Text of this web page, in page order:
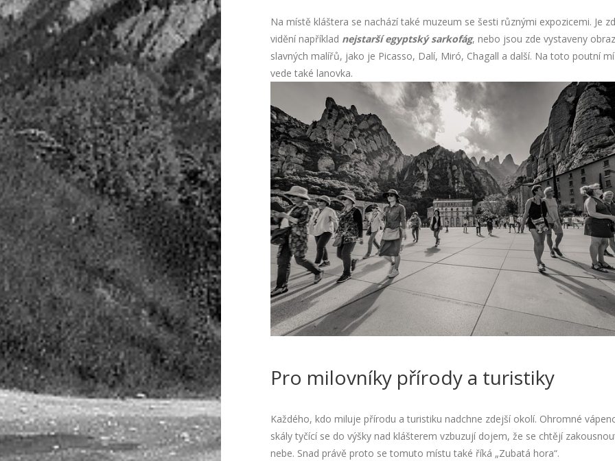
Na místě kláštera se nachází také muzeum se šesti různými expozicemi. Je
vidění například nejstarší egyptský sarkofág, nebo jsou zde vystaveny
slavných malířů, jako je Picasso, Dalí, Miró, Chagall a další. Na toto poutní
vede také lanovka.
Pro milovníky přírody a turistiky
Každého, kdo miluje přírodu a turistiku nadchne zdejší okolí. Ohromné
skály tyčící se do výšky nad klášterem vzbuzují dojem, že se chtějí
nebe. Snad právě proto se tomuto místu také říká „Zubatá hora“.